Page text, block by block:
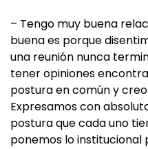
– Tengo muy buena
buena es porque
una reunión nunca
tener opiniones
postura en común y
Expresamos con
postura que cada uno
ponemos lo institucional